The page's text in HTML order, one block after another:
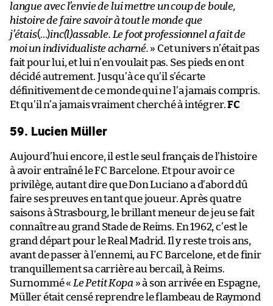
langue avec l’envie de lui mettre un coup de boule,
histoire de faire savoir à tout le monde que
j’étais(…)inc(l)assable. Le foot professionnel a fait de
moi un individualiste acharné. » Cet univers n’était pas
fait pour lui, et lui n’en voulait pas. Ses pieds en ont
décidé autrement. Jusqu’à ce qu’il s’écarte
définitivement de ce monde qui ne l’a jamais compris.
Et qu’il n’a jamais vraiment cherché à intégrer.FC
59. Lucien Müller
Aujourd’hui encore, il est le seul français de l’histoire
à avoir entraîné le FC Barcelone. Et pour avoir ce
privilège, autant dire que Don Luciano a d’abord dû
faire ses preuves en tant que joueur. Après quatre
saisons à Strasbourg, le brillant meneur de jeu se fait
connaître au grand Stade de Reims. En 1962, c’est le
grand départ pour le Real Madrid. Il y reste trois ans,
avant de passer à l’ennemi, au FC Barcelone, et de finir
tranquillement sa carrière au bercail, à Reims.
Surnommé « Le Petit Kopa » à son arrivée en Espagne,
Müller était censé reprendre le flambeau de Raymond